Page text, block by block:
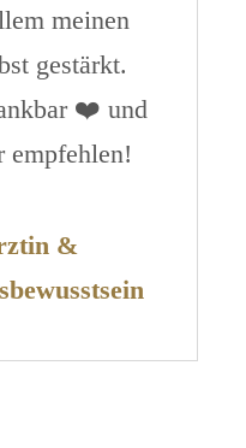
meinen
gestärkt.
❤️ und
empfehlen!
&